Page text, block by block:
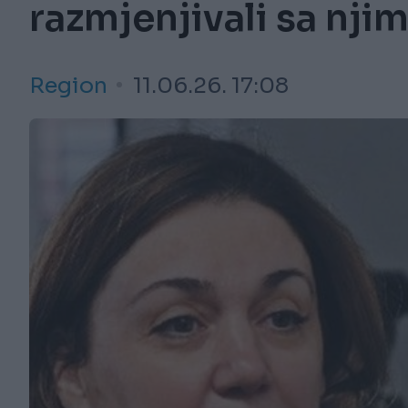
razmjenjivali sa njim
Region 11.06.26. 17:08